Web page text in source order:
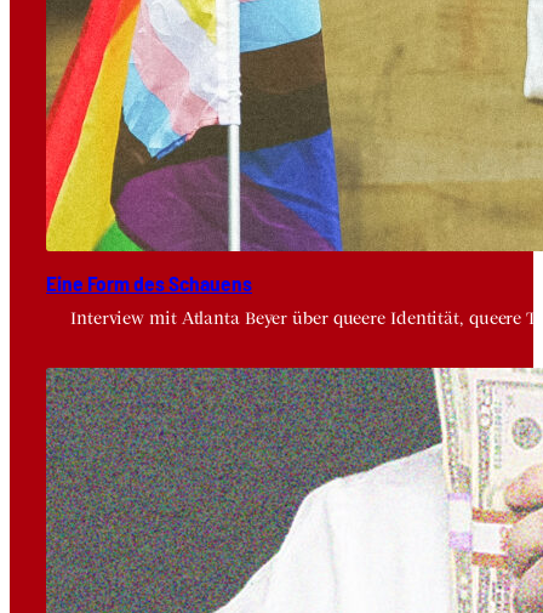
Eine Form des Schau­ens
Interview mit Atlanta Beyer über queere Identität, queere